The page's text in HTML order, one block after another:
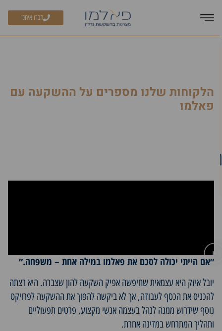
דברו איתנו
הלקוחות שלנו מספרים על ההשקעה עם
פאלמו
״אם הייתי יכולה לסכם את פאלמו במילה אחת – משפחה.״
יובל איזק היא עצמאית שחיפשה אפיק השקעה להון שצברה. היא רצתה
להכניס את הכסף לעבודה, אך לא ביקשה להפוך את ההשקעה לפרויקט
נוסף שידרוש ממנה לנהל בעצמה אנשי מקצוע, פרטים תפעוליים
ותהליך המתרחש במדינה אחרת.